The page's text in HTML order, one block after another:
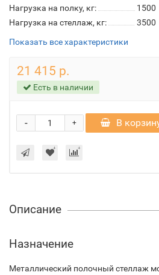
Нагрузка на полку, кг:
1500
Нагрузка на стеллаж, кг:
3500
Показать все характеристики
21 415 р.
Есть в наличии
+
- В
Описание
Назначение
Металлический полочный стеллаж